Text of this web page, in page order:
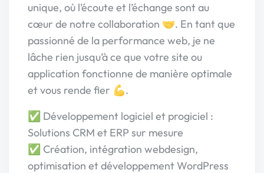
unique, où l’écoute et l’échange sont au
cœur de notre collaboration 🤝. En tant que
passionné de la performance web, je ne
lâche rien jusqu’à ce que votre site ou
application fonctionne de manière optimale
et vous rende fier 💪.
✅ Développement logiciel et progiciel :
Solutions CRM et ERP sur mesure
✅ Création, intégration webdesign,
optimisation et développement WordPress